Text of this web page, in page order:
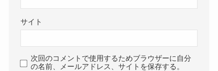
サイト
次回のコメントで使用するためブラウザーに自分
の名前、メールアドレス、サイトを保存する。